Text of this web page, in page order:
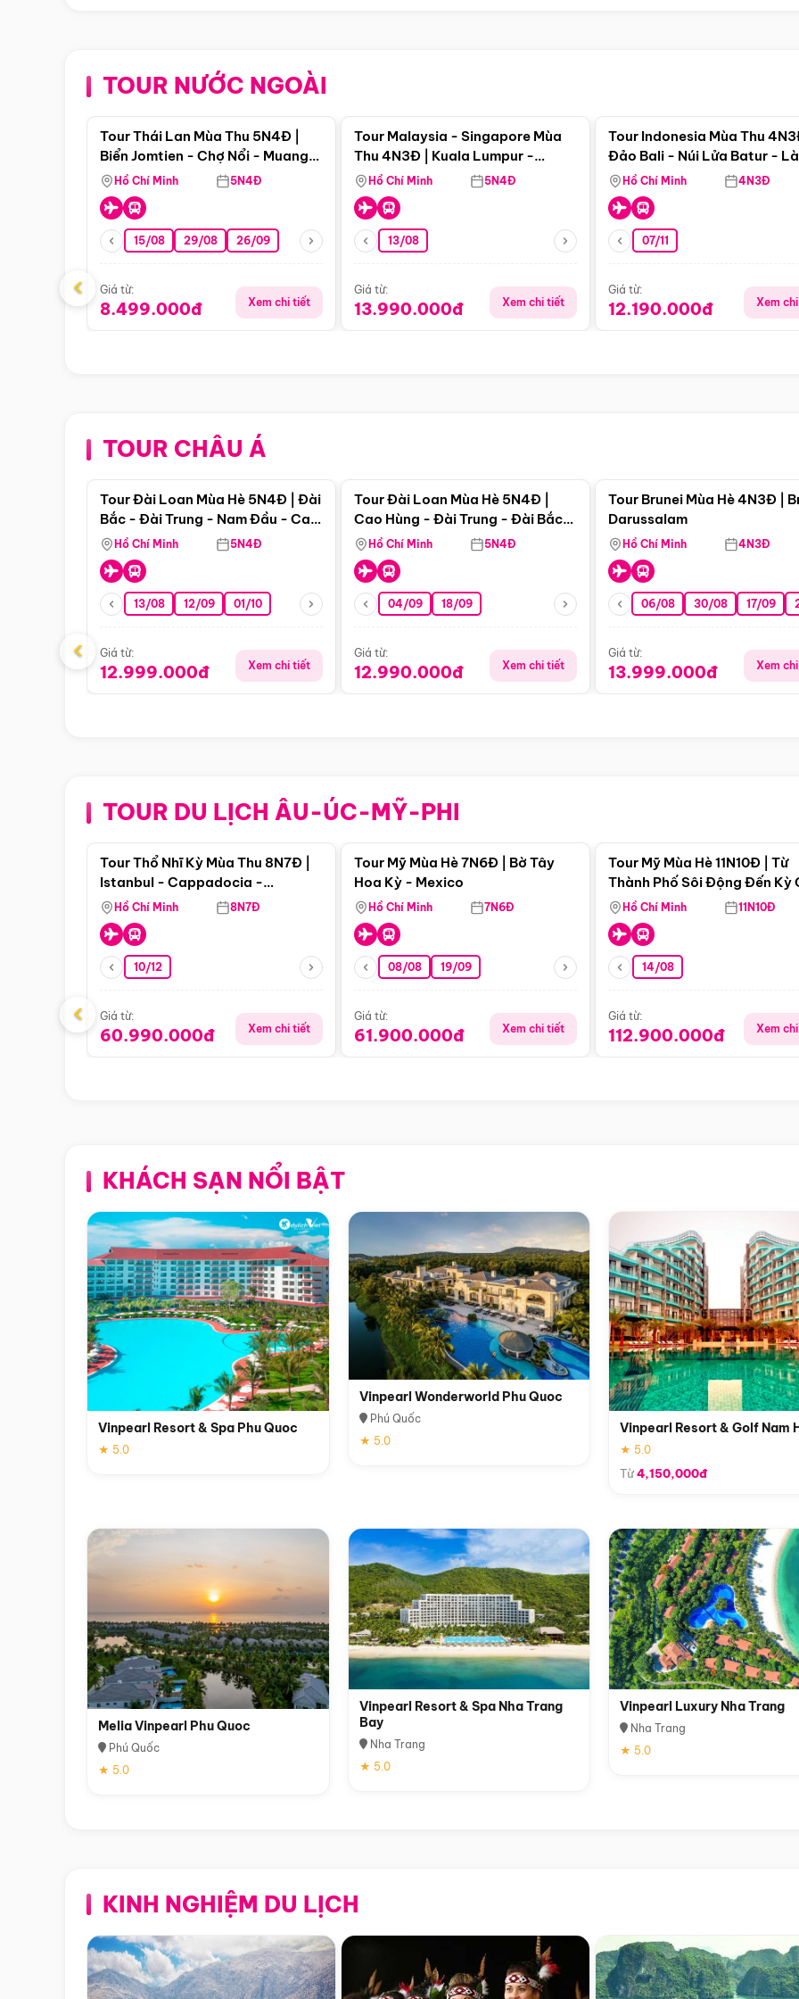
TOUR NƯỚC NGOÀI
Điểm nổi bật
Tour Thái Lan Mùa Thu 5N4Đ |
Biển Jomtien - Chợ Nổi - Muang
Boran - Suanthai
Hồ Chí Minh 5N4Đ
15/08 29/08 26/09
Giá từ:
8.499.000đ Xem chi tiết
Tour Malaysia - Singapore Mùa
Thu 4N3Đ | Kuala Lumpur -
Malacca - Johor Baru -
Singapore
Hồ Chí Minh 5N4Đ
13/08
Giá từ:
13.990.000đ Xem chi tiết
Tour Indonesia Mùa Thu
Đảo Bali - Núi Lửa Batur -
Penglipuran
Hồ Chí Minh 4N3Đ
07/11
Giá từ:
12.190.000đ Xem
‹
TOUR CHÂU ÁĐiểm nổi bật
Tour Đài Loan Mùa Hè 5N4Đ | Đài
Bắc - Đài Trung - Nam Đầu - Cao
Hùng ( Bay Vn)
Hồ Chí Minh 5N4Đ
13/08 12/09 01/10
Giá từ:
12.999.000đ Xem chi tiết
Tour Đài Loan Mùa Hè 5N4Đ |
Cao Hùng - Đài Trung - Đài Bắc
(Bay Vj)
Hồ Chí Minh 5N4Đ
04/09 18/09
Giá từ:
12.990.000đ Xem chi tiết
Tour Brunei Mùa Hè 4N3Đ |
Darussalam
Hồ Chí Minh 4N3Đ
06/08 30/08 17/09
Giá từ:
13.999.000đ Xem
‹
TOUR DU LỊCH ÂU-ÚC-MỸ-PHI
Điểm nổi bật
Tour Thổ Nhĩ Kỳ Mùa Thu 8N7Đ |
Istanbul - Cappadocia -
Pamukkale
Hồ Chí Minh 8N7Đ
10/12
Giá từ:
60.990.000đ Xem chi tiết
Tour Mỹ Mùa Hè 7N6Đ | Bờ Tây
Hoa Kỳ - Mexico
Hồ Chí Minh 7N6Đ
08/08 19/09
Giá từ:
61.900.000đ Xem chi tiết
Tour Mỹ Mùa Hè 11N10Đ | Từ
Thành Phố Sôi Động Đến Kỳ
Thiên Nhiên Mỹ
Hồ Chí Minh 11N10Đ
14/08
Giá từ:
112.900.000đ Xem
‹
KHÁCH SẠN NỔI BẬT
Vinpearl Resort & Spa Phu Quoc
★ 5.0
Vinpearl Wonderworld Phu Quoc
Phú Quốc
★ 5.0
Vinpearl Resort & Golf Nam
★ 5.0
Từ4,150,000đ
Melia Vinpearl Phu Quoc
Phú Quốc
★ 5.0
Vinpearl Resort & Spa Nha Trang
Bay
Nha Trang
★ 5.0
Vinpearl Luxury Nha Trang
Nha Trang
★ 5.0
KINH NGHIỆM DU LỊCH